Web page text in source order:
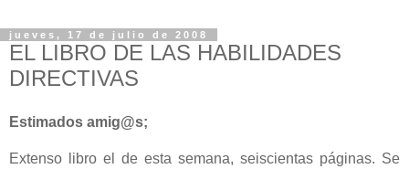
jueves, 17 de julio de 2008
EL LIBRO DE LAS HABILIDADES
DIRECTIVAS
Estimados amig@s;
Extenso libro el de esta semana, seiscientas páginas. Se